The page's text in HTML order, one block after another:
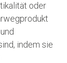
oder
indem sie